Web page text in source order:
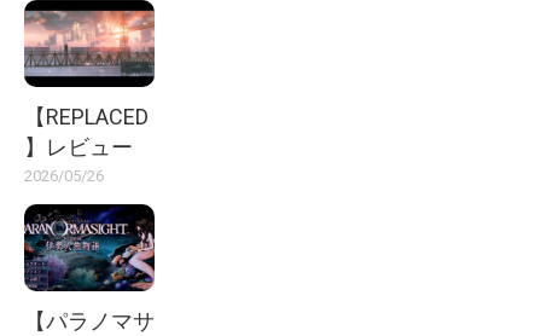
【REPLACED
】レビュー
2026/05/26
【パラノマサ